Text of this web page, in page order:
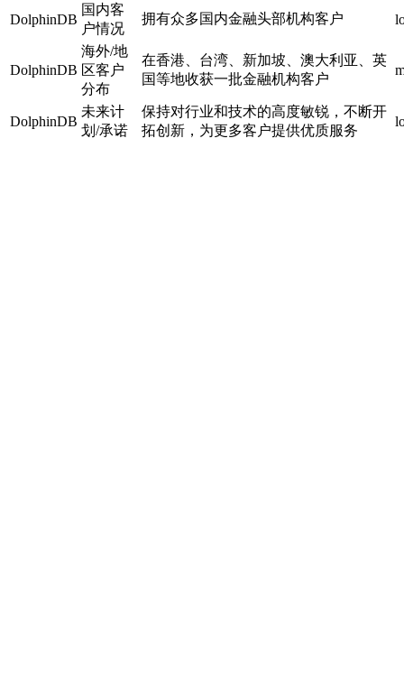
DolphinDB
国内客
户情况
拥有众多国内金融头部机构客户
DolphinDB
海外/地
区客户
分布
在香港、台湾、新加坡、澳大利亚、英
国等地收获一批金融机构客户
DolphinDB
未来计
划/承诺
保持对行业和技术的高度敏锐，不断开
拓创新，为更多客户提供优质服务